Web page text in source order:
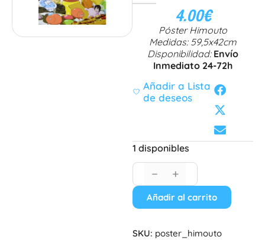
4.00€
Póster Himouto
Medidas: 59,5x42cm
Disponibilidad: Envío
Inmediato 24-72h
Añadir a Lista
de deseos
1 disponibles
− +
Añadir al carrito
SKU: poster_himouto